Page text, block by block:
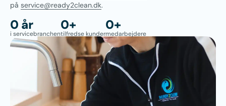
på service@ready2clean.dk.
i servicebranchen
0 år
tilfredse kunder
0+
medarbejdere
0+